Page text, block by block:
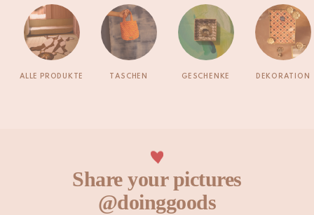
ALLE PRODUKTE TASCHEN GESCHENKE DEKORATION
Share your pictures
@doinggoods